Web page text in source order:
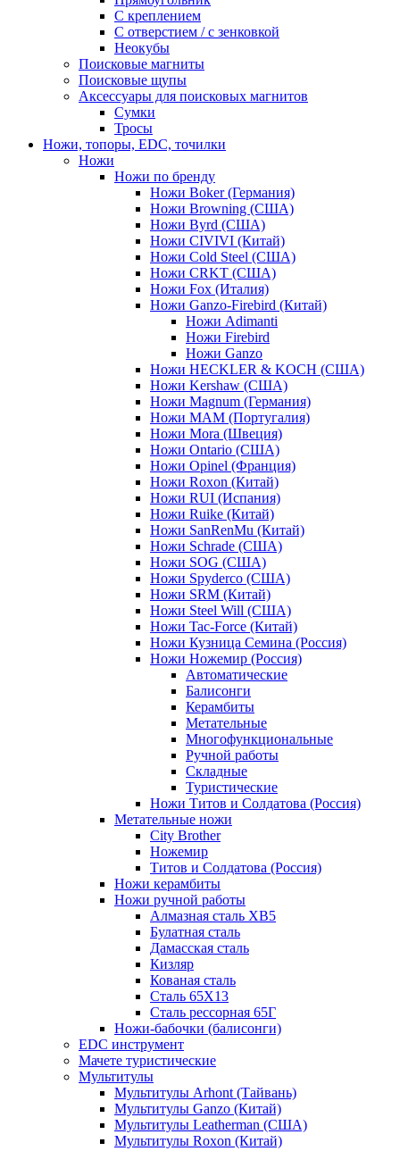
С креплением
С отверстием / с зенковкой
Неокубы
Поисковые магниты
Поисковые щупы
Аксессуары для поисковых магнитов
Сумки
Тросы
Ножи, топоры, EDC, точилки
Ножи
Ножи по бренду
Ножи Boker (Германия)
Ножи Browning (США)
Ножи Byrd (США)
Ножи CIVIVI (Китай)
Ножи Cold Steel (США)
Ножи CRKT (США)
Ножи Fox (Италия)
Ножи Ganzo-Firebird (Китай)
Ножи Adimanti
Ножи Firebird
Ножи Ganzo
Ножи HECKLER & KOCH (США)
Ножи Kershaw (США)
Ножи Magnum (Германия)
Ножи MAM (Португалия)
Ножи Mora (Швеция)
Ножи Ontario (США)
Ножи Opinel (Франция)
Ножи Roxon (Китай)
Ножи RUI (Испания)
Ножи Ruike (Китай)
Ножи SanRenMu (Китай)
Ножи Schrade (США)
Ножи SOG (США)
Ножи Spyderco (США)
Ножи SRM (Китай)
Ножи Steel Will (США)
Ножи Tac-Force (Китай)
Ножи Кузница Семина (Россия)
Ножи Ножемир (Россия)
Автоматические
Балисонги
Керамбиты
Метательные
Многофункциональные
Ручной работы
Складные
Туристические
Ножи Титов и Солдатова (Россия)
Метательные ножи
City Brother
Ножемир
Титов и Солдатова (Россия)
Ножи керамбиты
Ножи ручной работы
Алмазная сталь ХВ5
Булатная сталь
Дамасская сталь
Кизляр
Кованая сталь
Сталь 65Х13
Сталь рессорная 65Г
Ножи-бабочки (балисонги)
EDC инструмент
Мачете туристические
Мультитулы
Мультитулы Arhont (Тайвань)
Мультитулы Ganzo (Китай)
Мультитулы Leatherman (США)
Мультитулы Roxon (Китай)